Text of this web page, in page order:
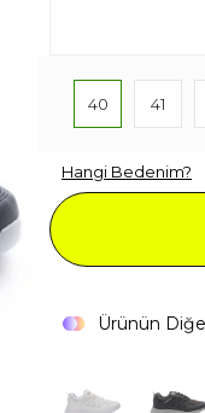
40 41
Hangi Bedenim?
Ürünün